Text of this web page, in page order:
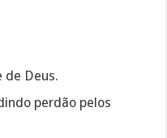
de Deus.
perdão pelos